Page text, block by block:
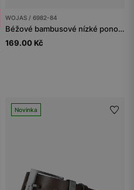
WOJAS / 6982-84
Béžové bambusové nízké ponožky se silikonem
169.00 Kč
Novinka